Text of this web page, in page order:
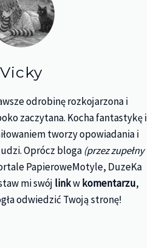
Vicky
odrobinę rozkojarzona i
zaczytana. Kocha fantastykę i
tworzy opowiadania i
Oprócz bloga (przez zupełny
PapieroweMotyle, DuzeKa
mi swój linkwkomentarzu,
odwiedzić Twoją stronę!